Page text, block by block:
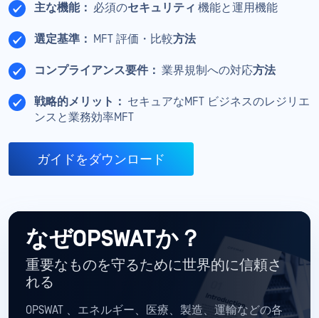
主な機能： 必須のセキュリティ 機能と運用機能
選定基準： MFT 評価・比較方法
コンプライアンス要件： 業界規制への対応方法
戦略的メリット： セキュアなMFT ビジネスのレジリエ
ンスと業務効率MFT
ガイドをダウンロード
なぜOPSWATか？
重要なものを守るために世界的に信頼さ
れる
OPSWAT 、エネルギー、医療、製造、運輸などの各